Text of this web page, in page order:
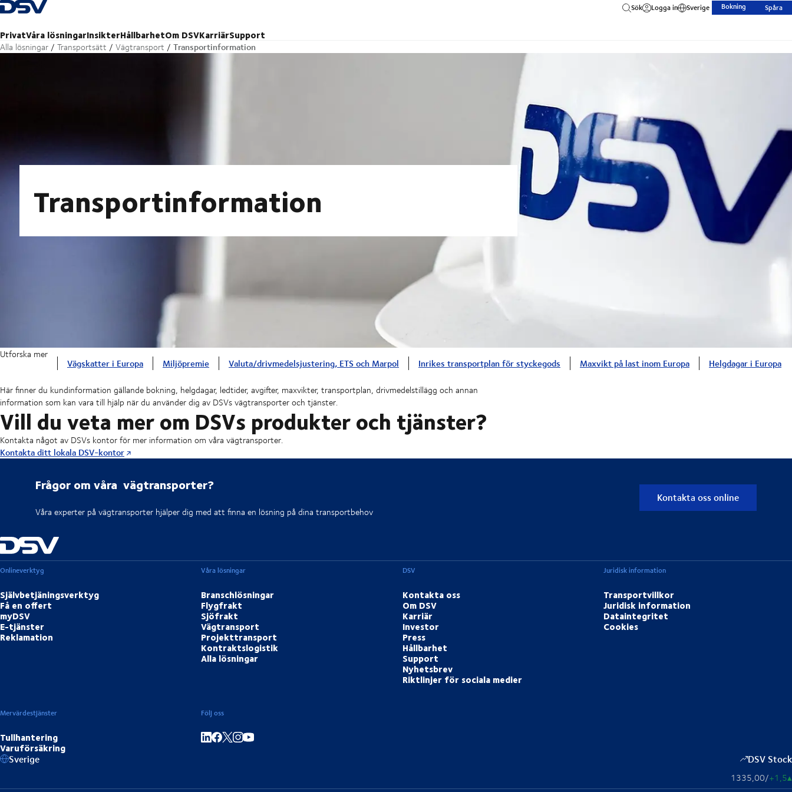
Tillbaka till hemsidan
PrivatVåra lösningarInsikterHållbarhetOm DSVKarriärSupport
Sök Logga in Sverige Bokning Spåra
Alla lösningar Transportsätt Vägtransport Transportinformation
Transportinformation
Utforska mer
Vägskatter i Europa Miljöpremie Valuta/drivmedelsjustering, ETS och Marpol Inrikes transportplan för styckegods Maxvikt på last inom Europa Helgdagar i Europa
Här finner du kundinformation gällande bokning, helgdagar, ledtider, avgifter, maxvikter, transportplan, drivmedelstillägg och annan
information som kan vara till hjälp när du använder dig av DSVs vägtransporter och tjänster.
Vill du veta mer om DSVs produkter och tjänster?
Kontakta något av DSVs kontor för mer information om våra vägtransporter.
Kontakta ditt lokala DSV-kontor
Frågor om våra vägtransporter?
Våra experter på vägtransporter hjälper dig med att finna en lösning på dina transportbehov
Kontakta oss online
Onlineverktyg
Självbetjäningsverktyg
Få en offert
myDSV
E-tjänster
Reklamation
Våra lösningar
Branschlösningar
Flygfrakt
Sjöfrakt
Vägtransport
Projekttransport
Kontraktslogistik
Alla lösningar
DSV
Kontakta oss
Om DSV
Karriär
Investor
Press
Hållbarhet
Support
Nyhetsbrev
Riktlinjer för sociala medier
Juridisk information
Transportvillkor
Juridisk information
Dataintegritet
Cookies
Mervärdestjänster
Tullhantering
Varuförsäkring
Följ oss
Sverige DSV Stock
1335,00/+1,5▴